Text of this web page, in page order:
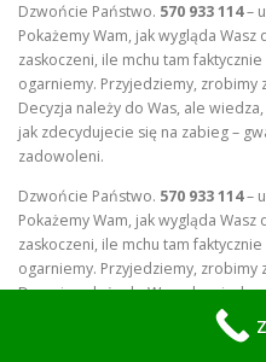
Dzwońcie Państwo. 570 933 114–
Pokażemy Wam, jak wygląda
zaskoczeni, ile mchu tam
ogarniemy. Przyjedziemy, zrobimy
Decyzja należy do Was, ale
jak zdecydujecie się na zabieg –
zadowoleni.
Dzwońcie Państwo. 570 933 114–
Pokażemy Wam, jak wygląda
zaskoczeni, ile mchu tam
ogarniemy. Przyjedziemy, zrobimy
Decyzja należy do Was, ale
jak zdecydujecie się na zabieg –